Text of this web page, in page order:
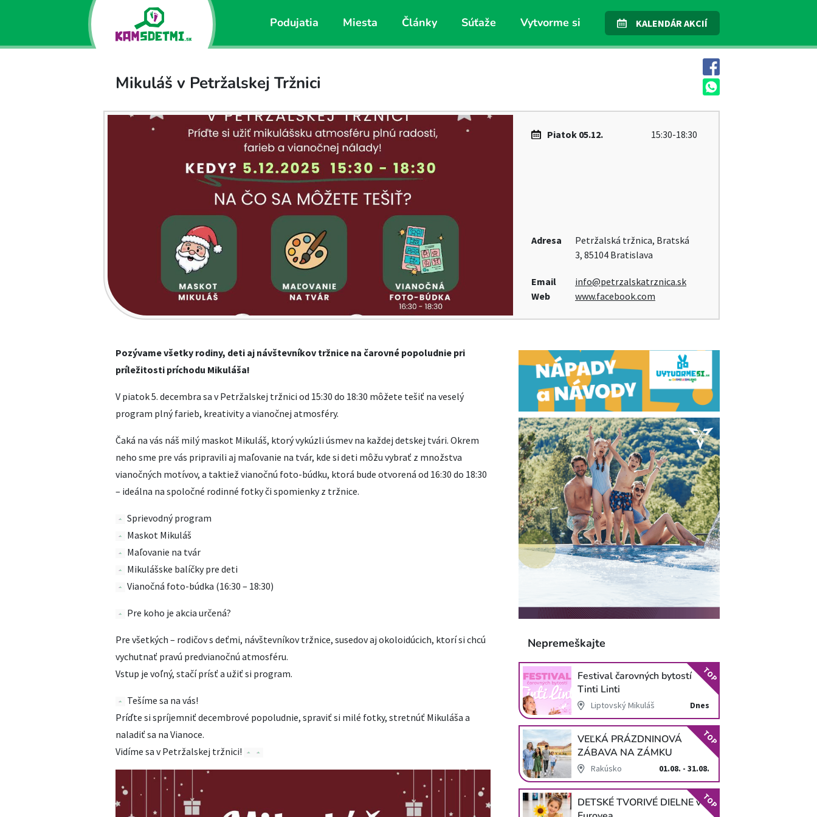
Podujatia Miesta Články Súťaže Vytvorme si KALENDÁR AKCIÍ
Mikuláš v Petržalskej Tržnici
Piatok05.12. 15:30-18:30
Adresa
Petržalská tržnica, Bratská
3, 85104 Bratislava
Email
info@petrzalskatrznica.sk
Web
www.facebook.com
Pozývame všetky rodiny, deti aj návštevníkov tržnice na čarovné popoludnie pri
príležitosti príchodu Mikuláša!
V piatok 5. decembra sa v Petržalskej tržnici od 15:30 do 18:30 môžete tešiť na veselý
program plný farieb, kreativity a vianočnej atmosféry.
Čaká na vás náš milý maskot Mikuláš, ktorý vykúzli úsmev na každej detskej tvári. Okrem
neho sme pre vás pripravili aj maľovanie na tvár, kde si deti môžu vybrať z množstva
vianočných motívov, a taktiež vianočnú foto-búdku, ktorá bude otvorená od 16:30 do 18:30
– ideálna na spoločné rodinné fotky či spomienky z tržnice.
Sprievodný program
Maskot Mikuláš
Maľovanie na tvár
Mikulášske balíčky pre deti
Vianočná foto-búdka (16:30 – 18:30)
Pre koho je akcia určená?
Pre všetkých – rodičov s deťmi, návštevníkov tržnice, susedov aj okoloidúcich, ktorí si chcú
vychutnať pravú predvianočnú atmosféru.
Vstup je voľný, stačí prísť a užiť si program.
Tešíme sa na vás!
Príďte si spríjemniť decembrové popoludnie, spraviť si milé fotky, stretnúť Mikuláša a
naladiť sa na Vianoce.
Vidíme sa v Petržalskej tržnici!
Nepremeškajte
Festival čarovných bytostí
Tinti Linti
Liptovský Mikuláš Dnes
TOP
VEĽKÁ PRÁZDNINOVÁ
ZÁBAVA NA ZÁMKU
SCHLOSS HOF
Rakúsko 01.08. - 31.08.
TOP
DETSKÉ TVORIVÉ DIELNE vTOP